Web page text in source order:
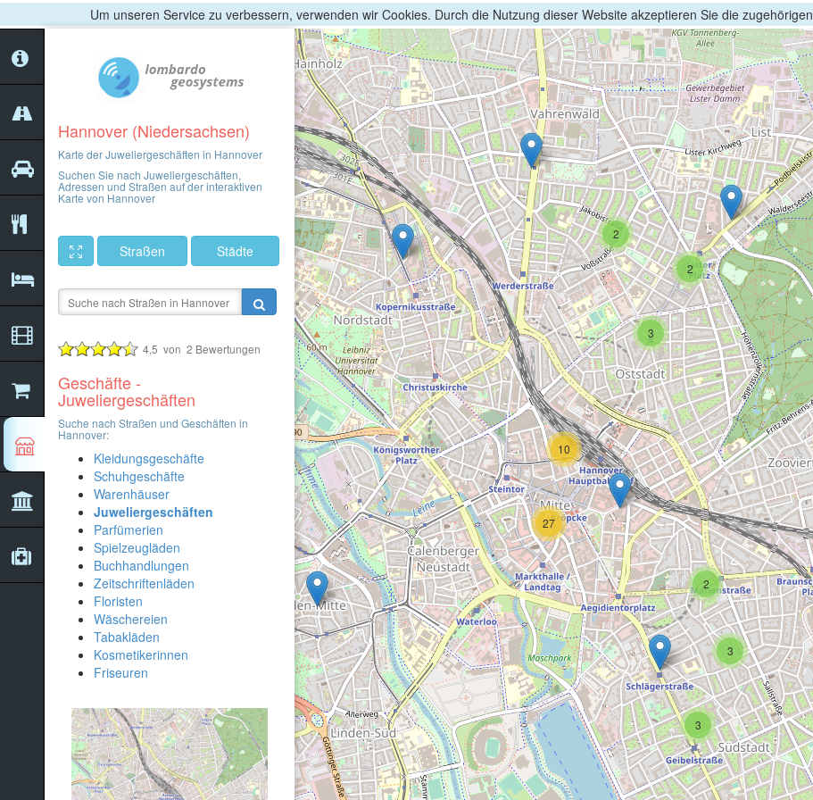
Um unseren Service zu verbessern, verwenden wir Cookies. Durch die Nutzung dieser Website akzeptieren Sie die zugehörigen
2
2
3
3
2
3
10
27
Hannover (Niedersachsen)
Karte der Juweliergeschäften in Hannover
Suchen Sie nach Juweliergeschäften,
Adressen und Straßen auf der interaktiven
Karte von Hannover
Straßen Städte
4,5 von 2 Bewertungen
Geschäfte -
Juweliergeschäften
Suche nach Straßen und Geschäften in
Hannover:
Kleidungsgeschäfte
Schuhgeschäfte
Warenhäuser
Juweliergeschäften
Parfümerien
Spielzeugläden
Buchhandlungen
Zeitschriftenläden
Floristen
Wäschereien
Tabakläden
Kosmetikerinnen
Friseuren